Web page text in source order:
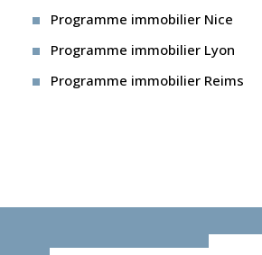
Programme immobilier Nice
Programme immobilier Lyon
Programme immobilier Reims